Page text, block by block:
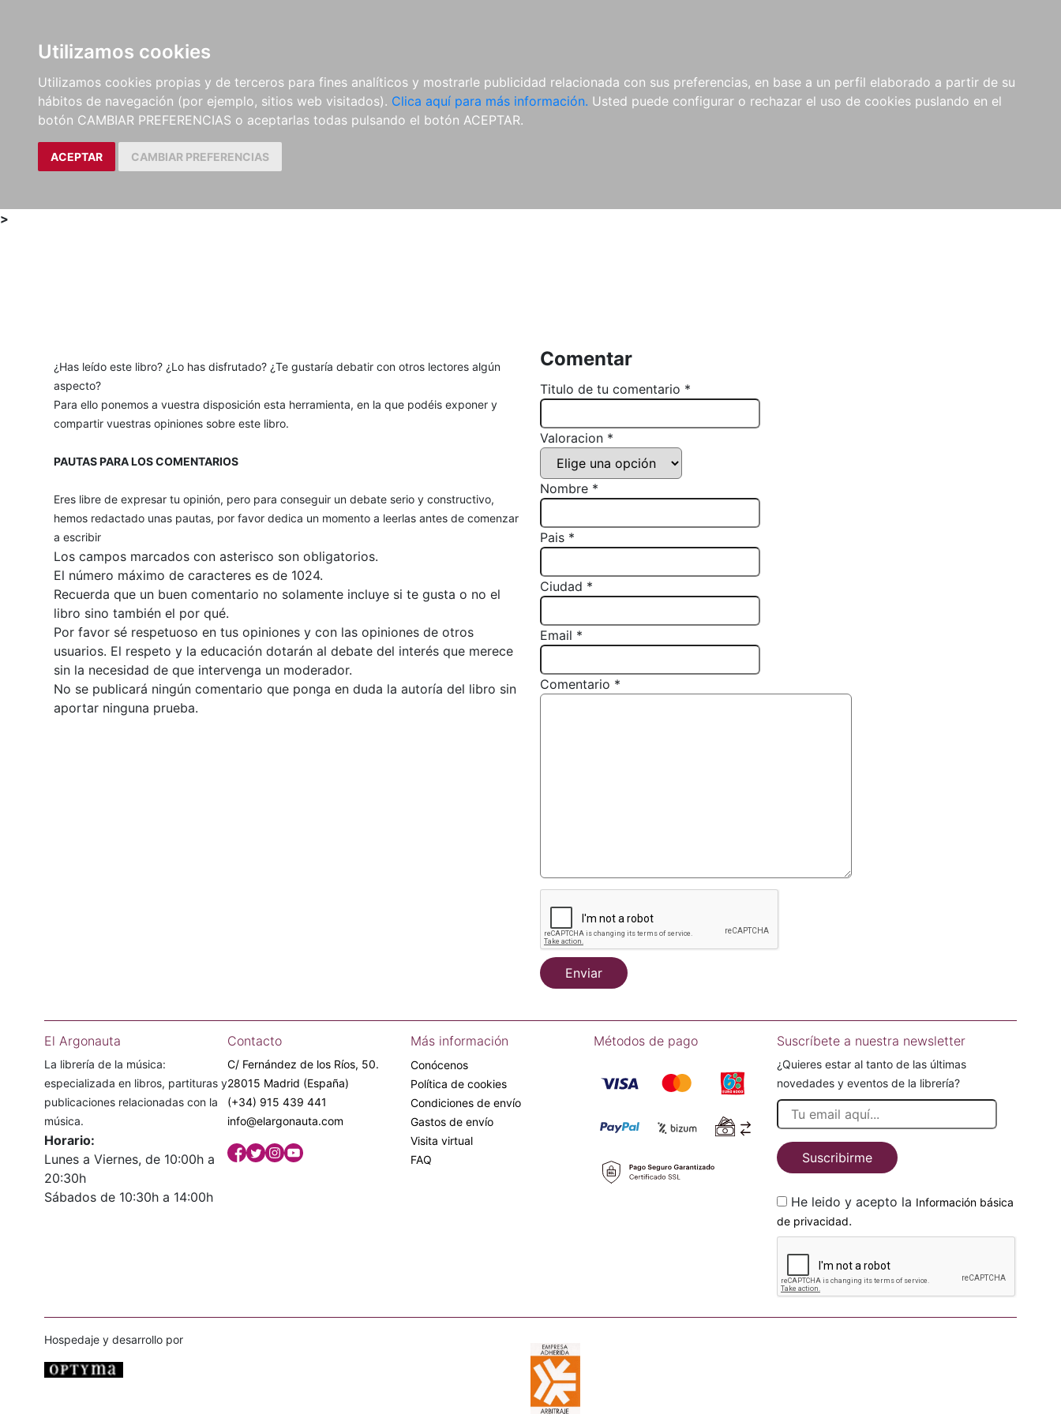
Utilizamos cookies
Utilizamos cookies propias y de terceros para fines analíticos y mostrarle publicidad relacionada con sus preferencias, en base a un perfil elaborado a partir de su
hábitos de navegación (por ejemplo, sitios web visitados). Clica aquí para más información. Usted puede configurar o rechazar el uso de cookies puslando en el
botón CAMBIAR PREFERENCIAS o aceptarlas todas pulsando el botón ACEPTAR.
ACEPTAR CAMBIAR PREFERENCIAS
LIBROS
MÉTODOS Y
EJERCICIOS
PARTITURAS Y EDICIONES
CRÍTICAS
REVISTAS
CDS Y
DVDS
MATERIAL
COMPLEMENTARIO
NOVEDADES NOTICIAS
COMPRAS
INSTITUCIONALES
>
¿Has leído este libro? ¿Lo has disfrutado? ¿Te gustaría debatir con otros lectores algún
aspecto?
Para ello ponemos a vuestra disposición esta herramienta, en la que podéis exponer y
compartir vuestras opiniones sobre este libro.
PAUTAS PARA LOS COMENTARIOS
Eres libre de expresar tu opinión, pero para conseguir un debate serio y constructivo,
hemos redactado unas pautas, por favor dedica un momento a leerlas antes de comenzar
a escribir
Los campos marcados con asterisco son obligatorios.
El número máximo de caracteres es de 1024.
Recuerda que un buen comentario no solamente incluye si te gusta o no el
libro sino también el por qué.
Por favor sé respetuoso en tus opiniones y con las opiniones de otros
usuarios. El respeto y la educación dotarán al debate del interés que merece
sin la necesidad de que intervenga un moderador.
No se publicará ningún comentario que ponga en duda la autoría del libro sin
aportar ninguna prueba.
Comentar
Titulo de tu comentario *
Valoracion *
Nombre *
Pais *
Ciudad *
Email *
Comentario *
Enviar
El Argonauta
La librería de la música:
especializada en libros, partituras y
publicaciones relacionadas con la
música.
Horario:
Lunes a Viernes, de 10:00h a
20:30h
Sábados de 10:30h a 14:00h
Contacto
C/ Fernández de los Ríos, 50.
28015 Madrid (España)
(+34) 915 439 441
info@elargonauta.com
Más información
Conócenos
Política de cookies
Condiciones de envío
Gastos de envío
Visita virtual
FAQ
Métodos de pago Suscríbete a nuestra newsletter
¿Quieres estar al tanto de las últimas
novedades y eventos de la librería?
Suscribirme
He leido y acepto la Información básica
de privacidad.
Hospedaje y desarrollo por